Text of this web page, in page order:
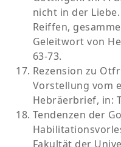
nicht in der
Reiffen,
Geleitwort von
63-73.
Rezension zu
Vorstellung vom
Hebräerbrief, in:
Tendenzen der
Fakultät der